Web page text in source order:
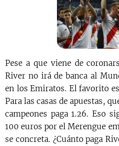
Pese a que viene de
River no irá de banca al
en los Emiratos. El favorito
Para las casas de apuestas,
campeones paga 1.26. Eso
100 euros por el Merengue
se concreta. ¿Cuánto paga